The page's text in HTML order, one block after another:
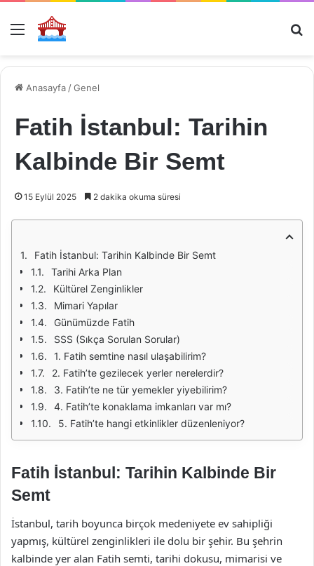
Menü
Anasayfa /Genel
Fatih İstanbul: Tarihin
Kalbinde Bir Semt
15 Eylül 2025 2 dakika okuma süresi
Fatih İstanbul: Tarihin Kalbinde Bir Semt
Tarihi Arka Plan
Kültürel Zenginlikler
Mimari Yapılar
Günümüzde Fatih
SSS (Sıkça Sorulan Sorular)
1. Fatih semtine nasıl ulaşabilirim?
2. Fatih’te gezilecek yerler nerelerdir?
3. Fatih’te ne tür yemekler yiyebilirim?
4. Fatih’te konaklama imkanları var mı?
5. Fatih’te hangi etkinlikler düzenleniyor?
Fatih İstanbul: Tarihin Kalbinde Bir
Semt
İstanbul, tarih boyunca birçok medeniyete ev sahipliği
yapmış, kültürel zenginlikleri ile dolu bir şehir. Bu şehrin
kalbinde yer alan Fatih semti, tarihi dokusu, mimarisi ve